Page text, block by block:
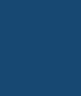
window)